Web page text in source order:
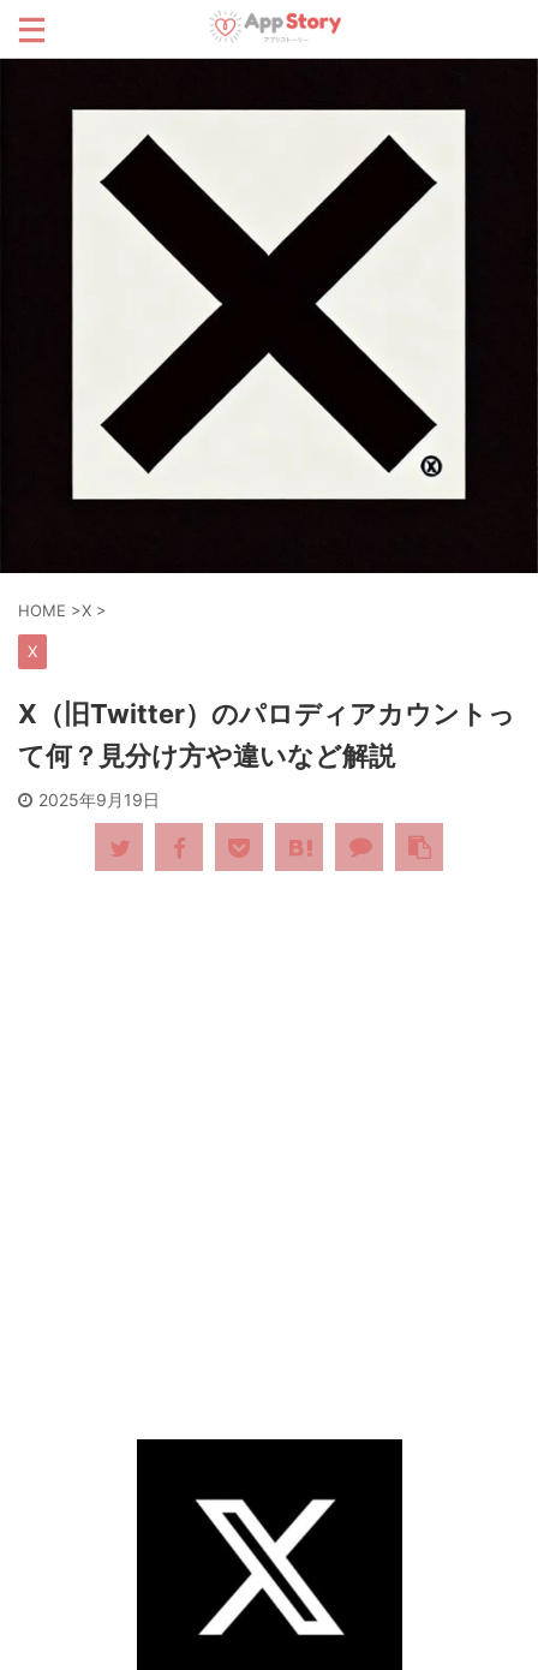
HOME >X >
X
X（旧Twitter）のパロディアカウントっ
て何？見分け方や違いなど解説
2025年9月19日